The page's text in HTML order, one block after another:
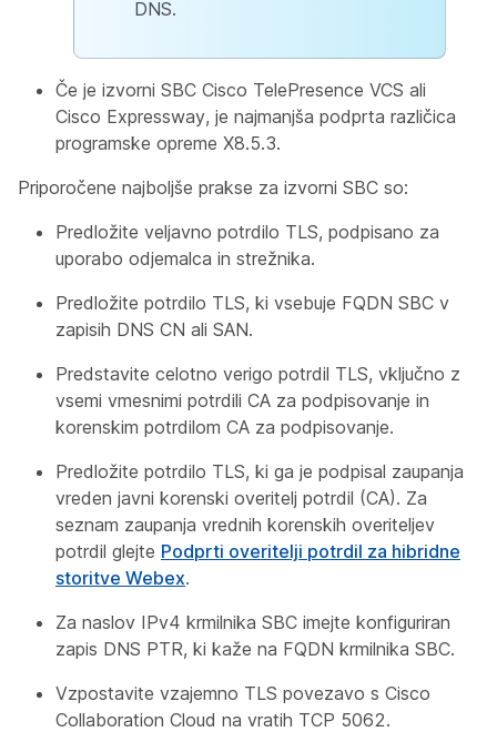
DNS.
Če je izvorni SBC Cisco TelePresence VCS ali
Cisco Expressway, je najmanjša podprta različica
programske opreme X8.5.3.
Priporočene najboljše prakse za izvorni SBC so:
Predložite veljavno potrdilo TLS, podpisano za
uporabo odjemalca in strežnika.
Predložite potrdilo TLS, ki vsebuje FQDN SBC v
zapisih DNS CN ali SAN.
Predstavite celotno verigo potrdil TLS, vključno z
vsemi vmesnimi potrdili CA za podpisovanje in
korenskim potrdilom CA za podpisovanje.
Predložite potrdilo TLS, ki ga je podpisal zaupanja
vreden javni korenski overitelj potrdil (CA). Za
seznam zaupanja vrednih korenskih overiteljev
potrdil glejte Podprti overitelji potrdil za hibridne
storitve Webex.
Za naslov IPv4 krmilnika SBC imejte konfiguriran
zapis DNS PTR, ki kaže na FQDN krmilnika SBC.
Vzpostavite vzajemno TLS povezavo s Cisco
Collaboration Cloud na vratih TCP 5062.